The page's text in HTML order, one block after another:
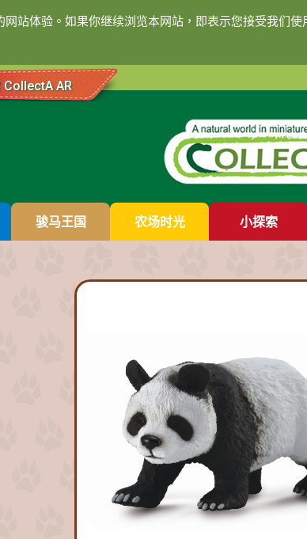
站体验。如果你继续浏览本网站，即表示您接受我们使
CollectA AR
骏马王国 农场时光 小探索